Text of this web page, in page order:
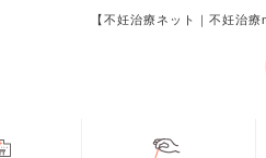
【不妊治療ネット｜不妊治